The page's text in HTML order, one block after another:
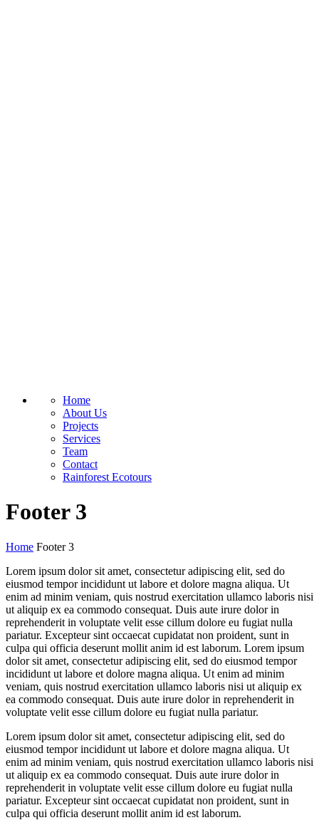
Home
About Us
Projects
Services
Team
Contact
Rainforest Ecotours
Footer 3
Home Footer 3
Lorem ipsum dolor sit amet, consectetur adipiscing elit, sed do
eiusmod tempor incididunt ut labore et dolore magna aliqua. Ut
enim ad minim veniam, quis nostrud exercitation ullamco laboris nisi
ut aliquip ex ea commodo consequat. Duis aute irure dolor in
reprehenderit in voluptate velit esse cillum dolore eu fugiat nulla
pariatur. Excepteur sint occaecat cupidatat non proident, sunt in
culpa qui officia deserunt mollit anim id est laborum. Lorem ipsum
dolor sit amet, consectetur adipiscing elit, sed do eiusmod tempor
incididunt ut labore et dolore magna aliqua. Ut enim ad minim
veniam, quis nostrud exercitation ullamco laboris nisi ut aliquip ex
ea commodo consequat. Duis aute irure dolor in reprehenderit in
voluptate velit esse cillum dolore eu fugiat nulla pariatur.
Lorem ipsum dolor sit amet, consectetur adipiscing elit, sed do
eiusmod tempor incididunt ut labore et dolore magna aliqua. Ut
enim ad minim veniam, quis nostrud exercitation ullamco laboris nisi
ut aliquip ex ea commodo consequat. Duis aute irure dolor in
reprehenderit in voluptate velit esse cillum dolore eu fugiat nulla
pariatur. Excepteur sint occaecat cupidatat non proident, sunt in
culpa qui officia deserunt mollit anim id est laborum.